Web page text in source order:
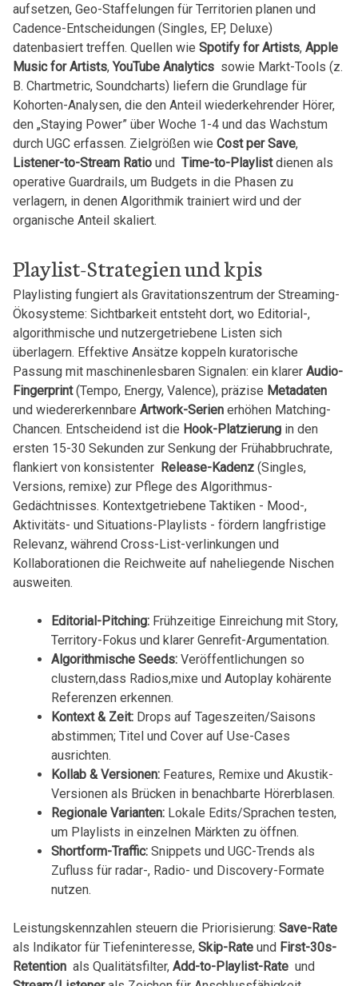
aufsetzen, Geo-Staffelungen‌ für Territorien planen und
Cadence-Entscheidungen (Singles, EP, Deluxe)⁢
datenbasiert treffen. Quellen wie Spotify for Artists, Apple
Music for Artists,YouTube Analytics⁢ sowie Markt-Tools⁣ (z.‍
B. Chartmetric, Soundcharts)‌ liefern die Grundlage⁢ für
‌Kohorten-Analysen, die den Anteil wiederkehrender Hörer,
den „Staying Power” über ​Woche ‍1-4 und das Wachstum
durch⁤ UGC erfassen. Zielgrößen wie Cost per Save,
Listener-to-Stream Ratiound ‌ Time-to-Playlistdienen als
operative⁣ Guardrails, um Budgets⁢ in die Phasen zu
verlagern,⁣ in denen ​Algorithmik ⁣trainiert⁤ wird und der
organische Anteil skaliert.
Playlist-Strategien und kpis
Playlisting fungiert ‍als Gravitationszentrum der Streaming-
Ökosysteme: Sichtbarkeit entsteht dort, wo ‍Editorial-,
‌algorithmische und nutzergetriebene Listen sich
überlagern.‌ Effektive Ansätze koppeln kuratorische
Passung mit maschinenlesbaren⁢ Signalen: ein klarer Audio-
Fingerprint⁣(Tempo,⁣ Energy, Valence), präzise⁤ Metadaten⁢
und wiedererkennbare Artwork-Serienerhöhen ⁤Matching-
Chancen.‌ Entscheidend ist die Hook-Platzierungin den
ersten 15-30‌ Sekunden ‍zur‌ Senkung der Frühabbruchrate,
flankiert von konsistenter ⁢ Release-Kadenz(Singles,
Versions, remixe) zur Pflege des ⁤Algorithmus-
Gedächtnisses. Kontextgetriebene Taktiken ⁣- Mood-,
Aktivitäts- und Situations-Playlists -‌ fördern langfristige
Relevanz, während Cross-List-verlinkungen⁣ und
Kollaborationen⁣ die ⁣Reichweite⁢ auf‍ naheliegende⁢ Nischen‍
ausweiten.
Editorial-Pitching:Frühzeitige Einreichung mit Story,
Territory-Fokus⁤ und klarer ⁤Genrefit-Argumentation.
Algorithmische Seeds:Veröffentlichungen⁤ so
clustern,dass‍ Radios,mixe und Autoplay ‍kohärente
Referenzen ⁢erkennen.
Kontext & Zeit:Drops⁤ auf Tageszeiten/Saisons‌
abstimmen; Titel ​und Cover auf Use-Cases
ausrichten.
Kollab &⁤ Versionen:Features, Remixe‌ und Akustik-
Versionen als Brücken in⁣ benachbarte Hörerblasen.
Regionale Varianten:Lokale Edits/Sprachen testen,
um Playlists‌ in einzelnen Märkten zu öffnen.
Shortform-Traffic:Snippets und UGC-Trends als
Zufluss für radar-, ⁣Radio- und Discovery-Formate
nutzen.
Leistungskennzahlen ⁣steuern die Priorisierung: Save-Rate
⁢als Indikator für Tiefeninteresse, Skip-Rateund First-30s-
Retention⁤ als ‌Qualitätsfilter,⁣ Add-to-Playlist-Rate⁣ und